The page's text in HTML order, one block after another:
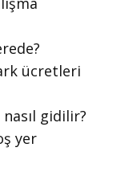
ücretleri
gidilir?
yer